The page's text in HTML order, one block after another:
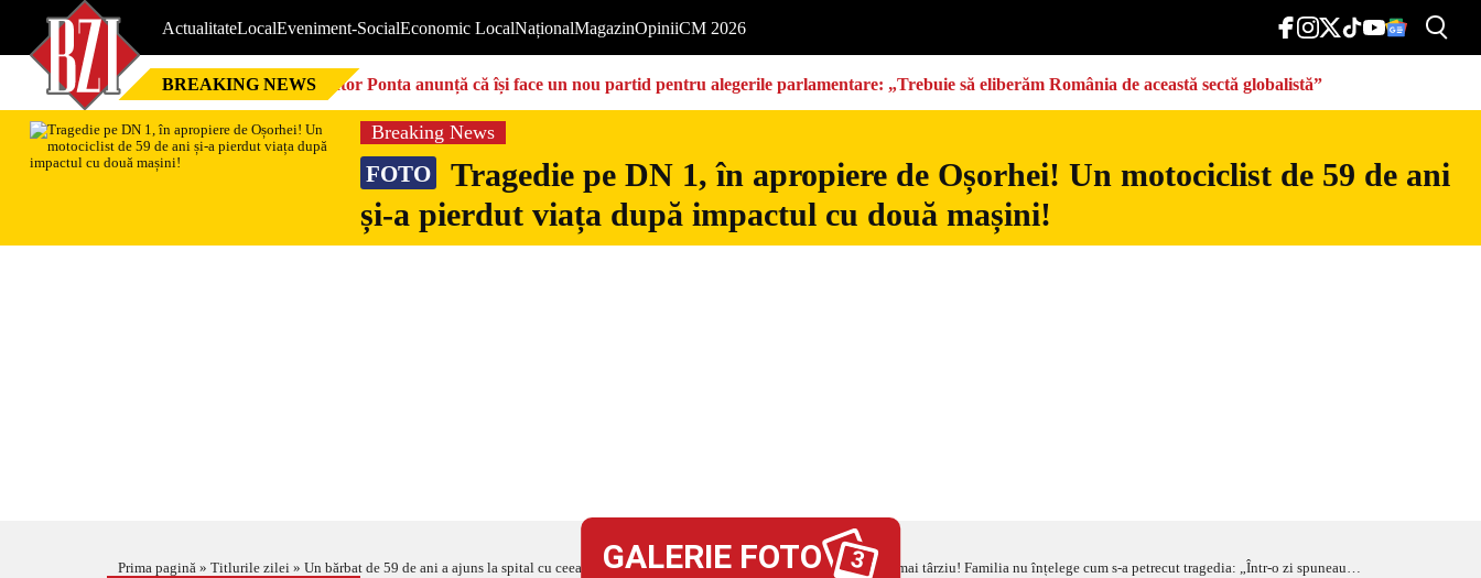
ActualitateLocalEveniment-SocialEconomic LocalNaționalMagazinOpiniiCM 2026
BREAKING NEWS Victor Ponta anunță că își face un nou partid pentru alegerile parlamentare: „Trebuie să eliberăm România de această sectă globalistă”
Breaking News
FOTO
Tragedie pe DN 1, în apropiere de Oșorhei! Un motociclist de 59 de ani
și-a pierdut viața după impactul cu două mașini!
Prima pagină » Titlurile zilei » Un bărbat de 59 de ani a ajuns la spital cu ceea ce părea o afecțiune banală, dar a murit o săptămână mai târziu! Familia nu înțelege cum s-a petrecut tragedia: „Într-o zi spuneau că e colonul, apoi inima”
GALERIE FOTO 3